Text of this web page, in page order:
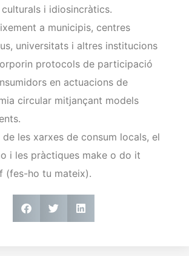
i idiosincràtics.
a municipis, centres
universitats i altres institucions
protocols de participació
en actuacions de
circular mitjançant models
de les xarxes de consum locals, el
i les pràctiques make o do it
(fes-ho tu mateix).